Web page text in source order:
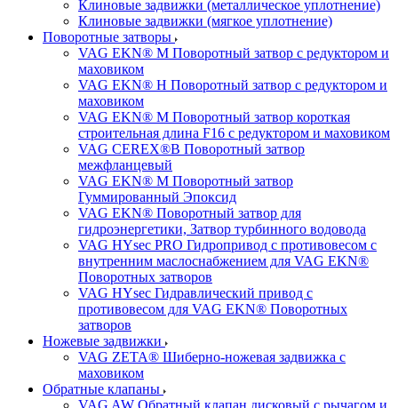
Клиновые задвижки (металлическое уплотнение)
Клиновые задвижки (мягкое уплотнение)
Поворотные затворы
VAG EKN® M Поворотный затвор с редуктором и
маховиком
VAG EKN® H Поворотный затвор с редуктором и
маховиком
VAG EKN® M Поворотный затвор короткая
строительная длина F16 с редуктором и маховиком
VAG CEREX®B Поворотный затвор
межфланцевый
VAG EKN® M Поворотный затвор
Гуммированный Эпоксид
VAG EKN® Поворотный затвор для
гидроэнергетики, Затвор турбинного водовода
VAG HYsec PRO Гидропривод с противовесом с
внутренним маслоснабжением для VAG EKN®
Поворотных затворов
VAG HYsec Гидравлический привод с
противовесом для VAG EKN® Поворотных
затворов
Ножевые задвижки
VAG ZETA® Шиберно-ножевая задвижка с
маховиком
Обратные клапаны
VAG AW Обратный клапан дисковый с рычагом и